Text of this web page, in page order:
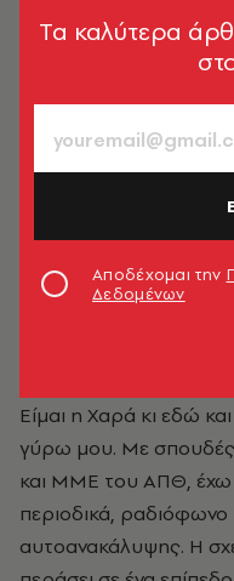
Είμαι η Χαρά κι εδώ
γύρω μου. Με
και ΜΜΕ του ΑΠΘ, έχω
περιοδικά, ραδιόφωνο
αυτοανακάλυψης. Η
Tα καλύτερα
Αποδέχομαι την
Δεδομένων